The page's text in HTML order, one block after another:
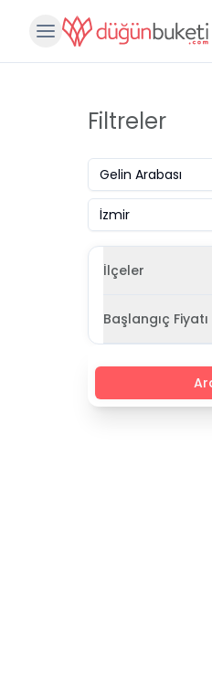
Filtreler
Gelin Arabası
İzmir
İlçeler
Başlangıç Fiyatı